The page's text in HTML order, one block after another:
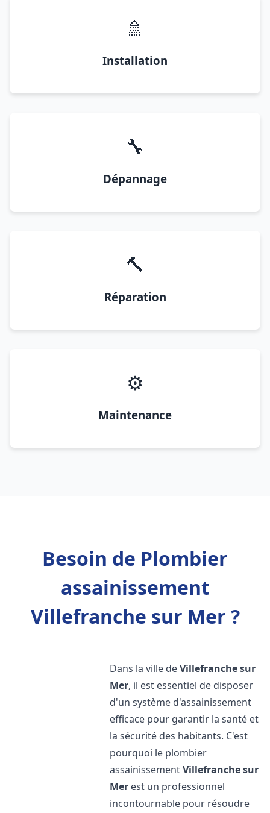
🚿
Installation
🔧
Dépannage
🔨
Réparation
⚙️
Maintenance
Besoin de Plombier
assainissement
Villefranche sur Mer ?
Dans la ville deVillefranche sur
Mer, il est essentiel de disposer
d'un système d'assainissement
efficace pour garantir la santé et
la sécurité des habitants. C'est
pourquoi le plombier
assainissementVillefranche sur
Mer est un professionnel
incontournable pour résoudre